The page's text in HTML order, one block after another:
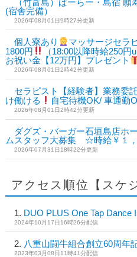
(宿舎完備）
2026年08月01日9時27分更新
個人寮あり
マッサージセラ
1800円
（18:00以降時給250円
お祝い金【12万円】プレゼント
2026年08月01日2時42分更新
セラピスト【経験者】業務委
け働ける
自宅待機OK/ 車通勤
2026年08月01日2時42分更新
ダグズ・バーガー石垣島店ホ
ムスタッフ大募集 ☆時給￥１
2026年07月31日18時22分更新
アクセス順位【スケ
DUO PLUS One Tap Dance
2024年10月17日16時26分配信
八重山闘牛組合創立60周
2023年03月08日11時41分配信